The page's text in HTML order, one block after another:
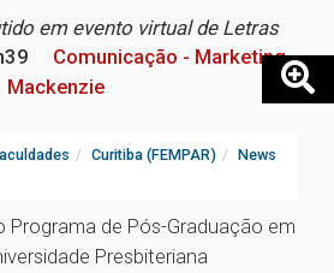
em evento virtual de Letras
Comunicação - Marketing
Mackenzie
Curitiba (FEMPAR) News
Programa de Pós-Graduação em
Presbiteriana